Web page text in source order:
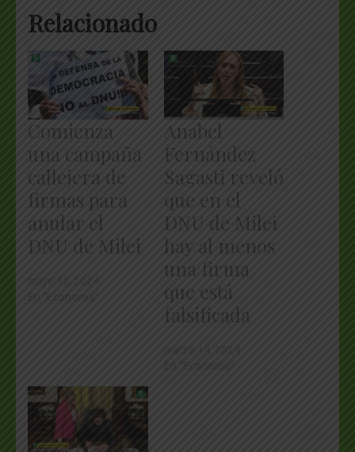
Relacionado
Comienza
una campaña
callejera de
firmas para
anular el
DNU de Milei
Anabel
Fernández
Sagasti reveló
que en el
DNU de Milei
hay al menos
una firma
que está
falsificada